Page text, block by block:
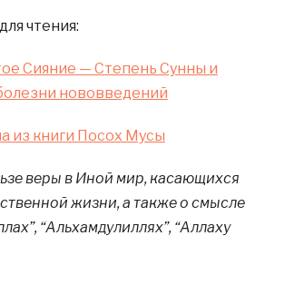
чтения:
Сияние — Степень Сунны и
нововведений
из книги Посох Мусы
веры в Иной мир, касающихся
жизни, а также о смысле
“Альхамдулиллях”, “Аллаху